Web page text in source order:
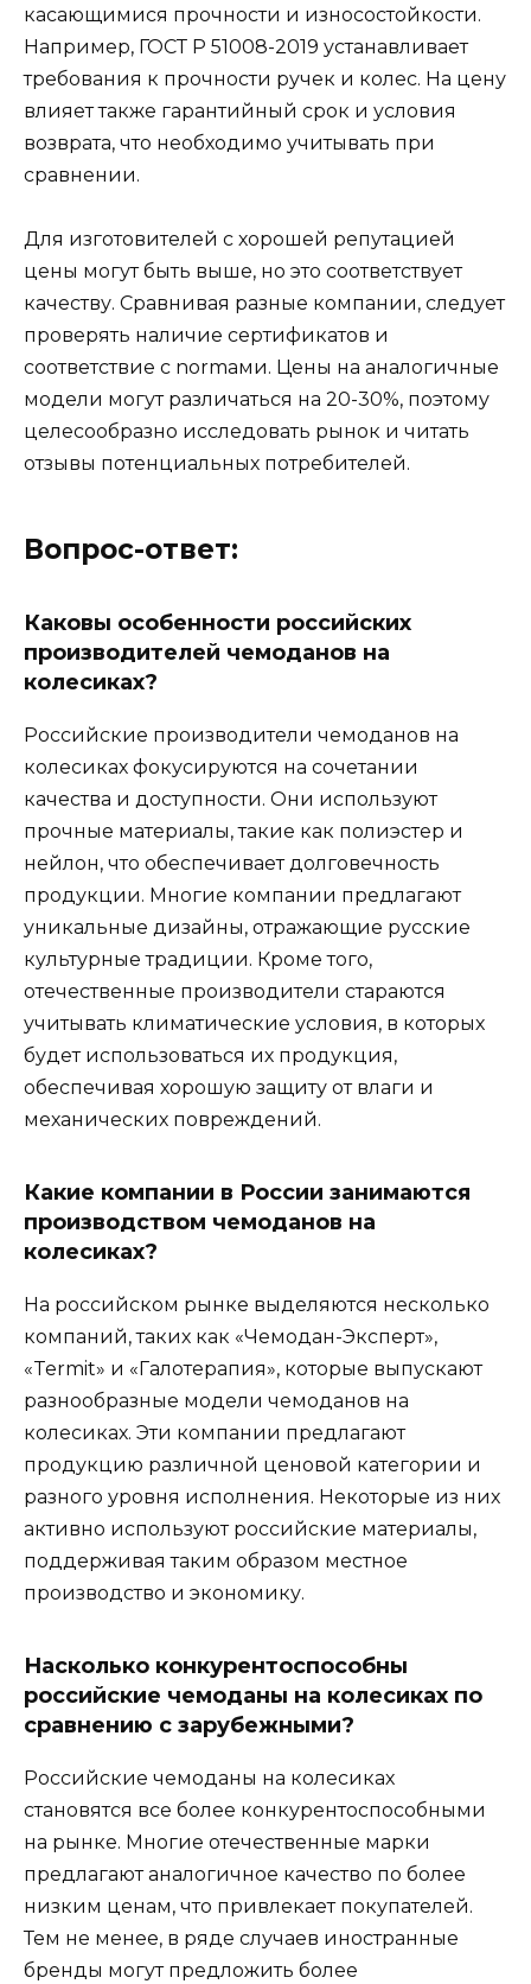
касающимися прочности и износостойкости.
Например, ГОСТ Р 51008-2019 устанавливает
требования к прочности ручек и колес. На цену
влияет также гарантийный срок и условия
возврата, что необходимо учитывать при
сравнении.
Для изготовителей с хорошей репутацией
цены могут быть выше, но это соответствует
качеству. Сравнивая разные компании, следует
проверять наличие сертификатов и
соответствие с normами. Цены на аналогичные
модели могут различаться на 20-30%, поэтому
целесообразно исследовать рынок и читать
отзывы потенциальных потребителей.
Вопрос-ответ:
Каковы особенности российских
производителей чемоданов на
колесиках?
Российские производители чемоданов на
колесиках фокусируются на сочетании
качества и доступности. Они используют
прочные материалы, такие как полиэстер и
нейлон, что обеспечивает долговечность
продукции. Многие компании предлагают
уникальные дизайны, отражающие русские
культурные традиции. Кроме того,
отечественные производители стараются
учитывать климатические условия, в которых
будет использоваться их продукция,
обеспечивая хорошую защиту от влаги и
механических повреждений.
Какие компании в России занимаются
производством чемоданов на
колесиках?
На российском рынке выделяются несколько
компаний, таких как «Чемодан-Эксперт»,
«Termit» и «Галотерапия», которые выпускают
разнообразные модели чемоданов на
колесиках. Эти компании предлагают
продукцию различной ценовой категории и
разного уровня исполнения. Некоторые из них
активно используют российские материалы,
поддерживая таким образом местное
производство и экономику.
Насколько конкурентоспособны
российские чемоданы на колесиках по
сравнению с зарубежными?
Российские чемоданы на колесиках
становятся все более конкурентоспособными
на рынке. Многие отечественные марки
предлагают аналогичное качество по более
низким ценам, что привлекает покупателей.
Тем не менее, в ряде случаев иностранные
бренды могут предложить более